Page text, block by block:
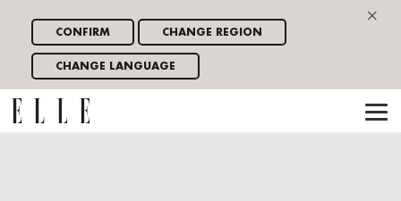
×
CONFIRM CHANGE REGION
CHANGE LANGUAGE